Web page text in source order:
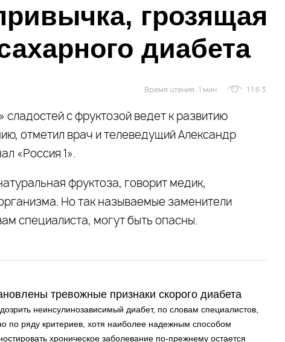
грозящая
диабета
Время чтения: 1 мин 1163
сладостей с фруктозой ведет к развитию
отметил врач и телеведущий Александр
«Россия 1».
фруктоза, говорит медик,
Но так называемые заменители
специалиста, могут быть опасны.
тревожные признаки скорого диабета
неинсулинозависимый диабет, по словам специалистов,
по ряду критериев, хотя наиболее надежным способом
хроническое заболевание по-прежнему остается